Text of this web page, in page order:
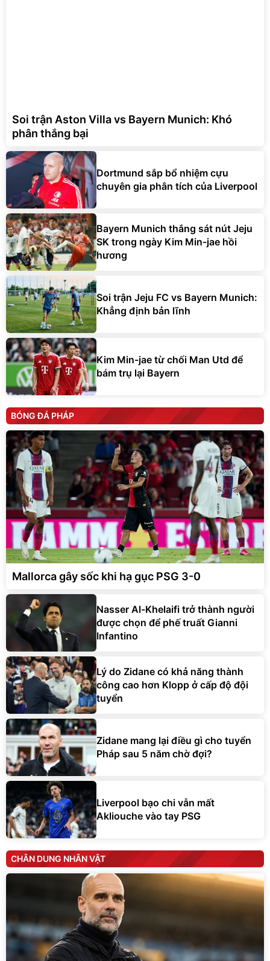
Soi trận Aston Villa vs Bayern Munich: Khó
phân thắng bại
Dortmund sắp bổ nhiệm cựu
chuyên gia phân tích của Liverpool
Bayern Munich thắng sát nút Jeju
SK trong ngày Kim Min-jae hồi
hương
Soi trận Jeju FC vs Bayern Munich:
Khẳng định bản lĩnh
Kim Min-jae từ chối Man Utd để
bám trụ lại Bayern
BÓNG ĐÁ PHÁP
Mallorca gây sốc khi hạ gục PSG 3-0
Nasser Al-Khelaifi trở thành người
được chọn để phế truất Gianni
Infantino
Lý do Zidane có khả năng thành
công cao hơn Klopp ở cấp độ đội
tuyển
Zidane mang lại điều gì cho tuyển
Pháp sau 5 năm chờ đợi?
Liverpool bạo chi vẫn mất
Akliouche vào tay PSG
CHÂN DUNG NHÂN VẬT